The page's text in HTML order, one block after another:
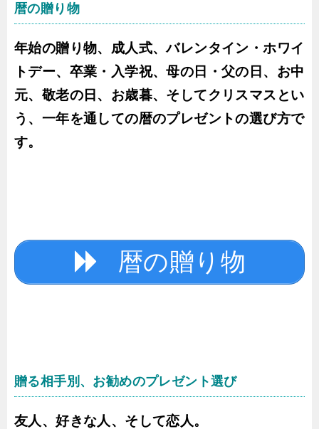
暦の贈り物
年始の贈り物、成人式、バレンタイン・ホワイ
トデー、卒業・入学祝、母の日・父の日、お中
元、敬老の日、お歳暮、そしてクリスマスとい
う、一年を通しての暦のプレゼントの選び方で
す。
暦の贈り物
贈る相手別、お勧めのプレゼント選び
友人、好きな人、そして恋人。